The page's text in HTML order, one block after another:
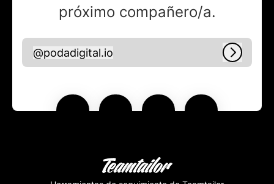
próximo compañero/a.
podadigital.io
@podadigital.io Iniciar